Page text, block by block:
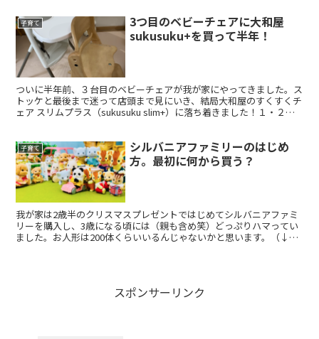
子育て
3つ目のベビーチェアに大和屋
sukusuku+を買って半年！
ついに半年前、３台目のベビーチェアが我が家にやってきました。ス
トッケと最後まで迷って店頭まで見にいき、結局大和屋のすくすくチ
ェア スリムプラス（sukusuku slim+）に落ち着きました！１・２台
子育て
シルバニアファミリーのはじめ
方。最初に何から買う？
我が家は2歳半のクリスマスプレゼントではじめてシルバニアファミ
リーを購入し、3歳になる頃には（親も含め笑）どっぷりハマってい
ました。お人形は200体くらいいるんじゃないかと思います。（↓以
スポンサーリンク